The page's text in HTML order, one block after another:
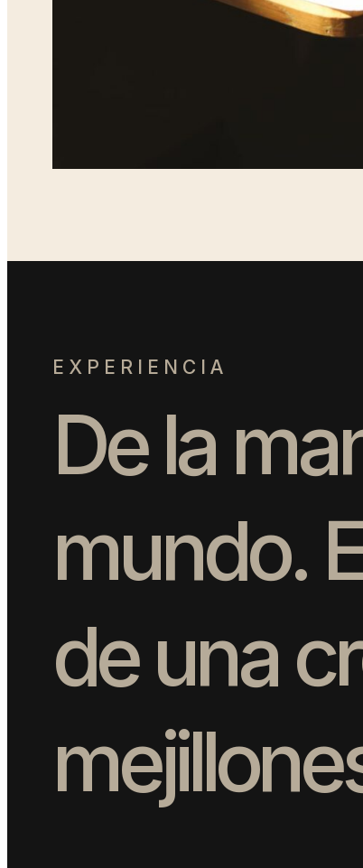
E X P E R I E N C I A
De la ma
mundo.
de unacr
mejillone